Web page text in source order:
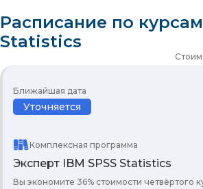
Расписание по курсам
Statistics
Ближайшая дата
Уточняется
Комплексная программа
Эксперт IBM SPSS Statistics
Вы экономите 36% стоимости четвёртого